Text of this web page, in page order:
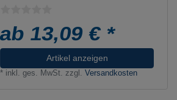
ab 13,09 € *
Artikel anzeigen
* inkl. ges. MwSt. zzgl.Versandkosten